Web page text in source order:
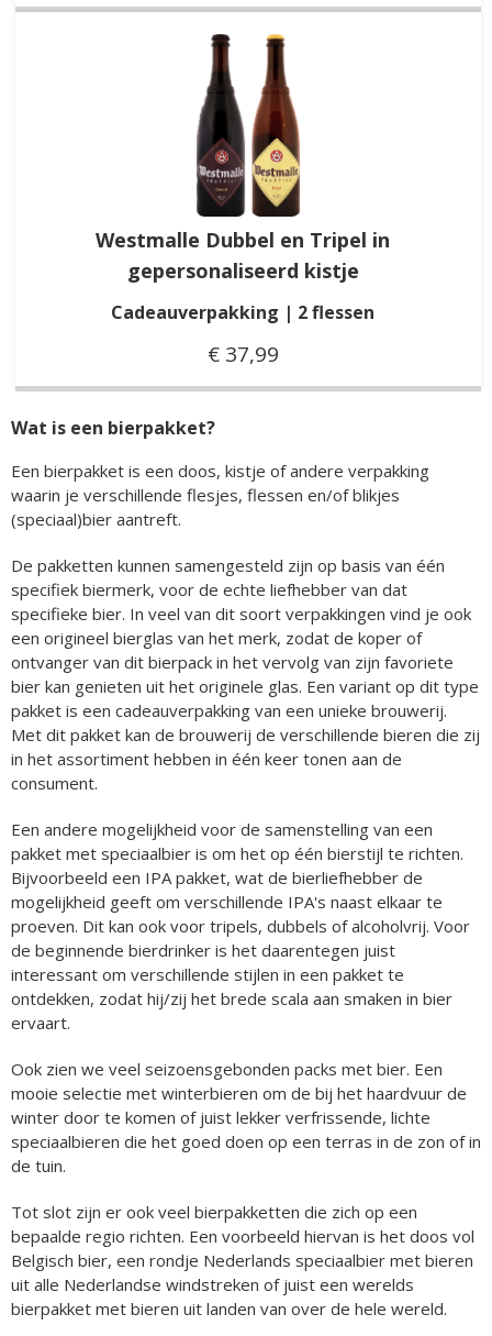
Westmalle Dubbel en Tripel in
gepersonaliseerd kistje
Cadeauverpakking | 2 flessen
€ 37,99
Wat is een bierpakket?
Een bierpakket is een doos, kistje of andere verpakking
waarin je verschillende flesjes, flessen en/of blikjes
(speciaal)bier aantreft.
De pakketten kunnen samengesteld zijn op basis van één
specifiek biermerk, voor de echte liefhebber van dat
specifieke bier. In veel van dit soort verpakkingen vind je ook
een origineel bierglas van het merk, zodat de koper of
ontvanger van dit bierpack in het vervolg van zijn favoriete
bier kan genieten uit het originele glas. Een variant op dit type
pakket is een cadeauverpakking van een unieke brouwerij.
Met dit pakket kan de brouwerij de verschillende bieren die zij
in het assortiment hebben in één keer tonen aan de
consument.
Een andere mogelijkheid voor de samenstelling van een
pakket met speciaalbier is om het op één bierstijl te richten.
Bijvoorbeeld een IPA pakket, wat de bierliefhebber de
mogelijkheid geeft om verschillende IPA's naast elkaar te
proeven. Dit kan ook voor tripels, dubbels of alcoholvrij. Voor
de beginnende bierdrinker is het daarentegen juist
interessant om verschillende stijlen in een pakket te
ontdekken, zodat hij/zij het brede scala aan smaken in bier
ervaart.
Ook zien we veel seizoensgebonden packs met bier. Een
mooie selectie met winterbieren om de bij het haardvuur de
winter door te komen of juist lekker verfrissende, lichte
speciaalbieren die het goed doen op een terras in de zon of in
de tuin.
Tot slot zijn er ook veel bierpakketten die zich op een
bepaalde regio richten. Een voorbeeld hiervan is het doos vol
Belgisch bier, een rondje Nederlands speciaalbier met bieren
uit alle Nederlandse windstreken of juist een werelds
bierpakket met bieren uit landen van over de hele wereld.